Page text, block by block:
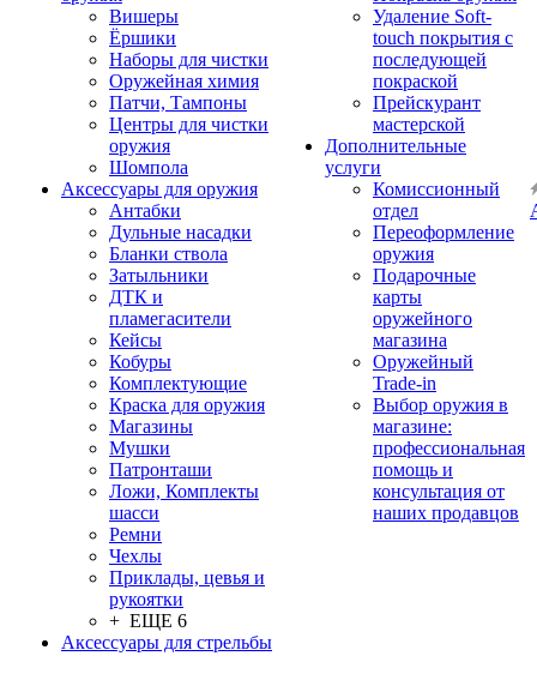
Вишеры
Ёршики
Наборы для чистки
Оружейная химия
Патчи, Тампоны
Центры для чистки
оружия
Шомпола
Аксессуары для оружия
Антабки
Дульные насадки
Бланки ствола
Затыльники
ДТК и
пламегасители
Кейсы
Кобуры
Комплектующие
Краска для оружия
Магазины
Мушки
Патронташи
Ложи, Комплекты
шасси
Ремни
Чехлы
Приклады, цевья и
рукоятки
+ ЕЩЕ 6
Аксессуары для стрельбы
Удаление Soft-
touch покрытия с
последующей
покраской
Прейскурант
мастерской
Дополнительные
услуги
Комиссионный
отдел
Переоформление
оружия
Подарочные
карты
оружейного
магазина
Оружейный
Trade-in
Выбор оружия в
магазине:
профессиональная
помощь и
консультация от
наших продавцов